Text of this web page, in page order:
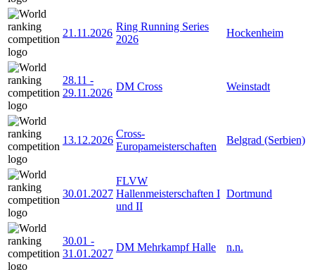
21.11.2026
Ring Running Series
2026
Hockenheim
28.11 -
29.11.2026
DM Cross Weinstadt
13.12.2026
Cross-
Europameisterschaften
Belgrad (Serbien)
30.01.2027
FLVW
Hallenmeisterschaften I
und II
Dortmund
30.01 -
31.01.2027
DM Mehrkampf Halle n.n.